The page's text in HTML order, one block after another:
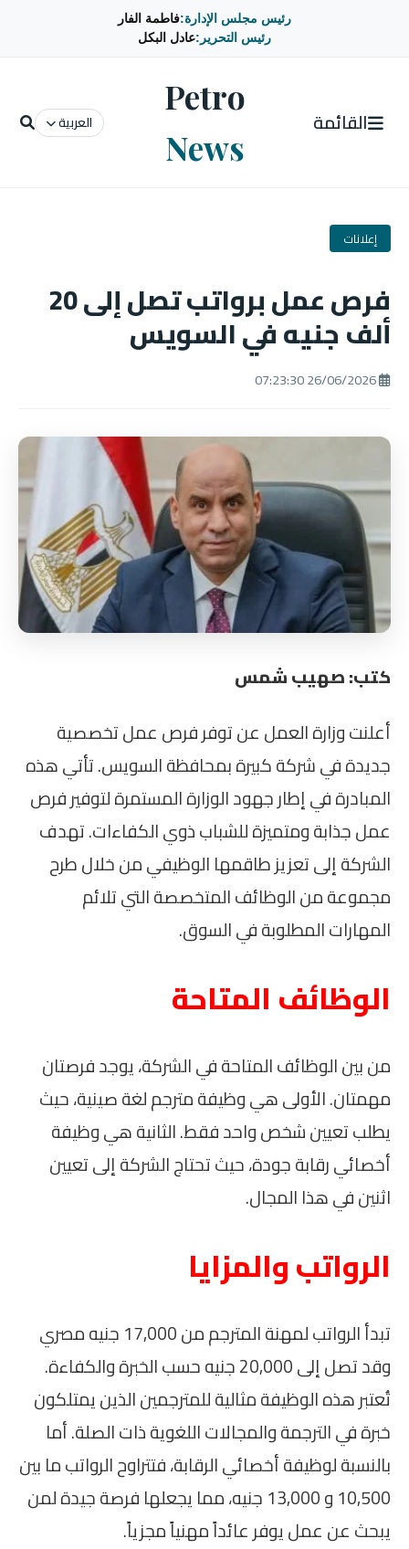
رئيس مجلس الإدارة:فاطمة الفار
رئيس التحرير:عادل البكل
القائمة
Petro
News
العربية
إعلانات
فرص عمل برواتب تصل إلى 20
ألف جنيه في السويس
كتب: صهيب شمس
أعلنت وزارة العمل عن توفر فرص عمل تخصصية
جديدة في شركة كبيرة بمحافظة السويس. تأتي هذه
المبادرة في إطار جهود الوزارة المستمرة لتوفير فرص
عمل جذابة ومتميزة للشباب ذوي الكفاءات. تهدف
الشركة إلى تعزيز طاقمها الوظيفي من خلال طرح
مجموعة من الوظائف المتخصصة التي تلائم
المهارات المطلوبة في السوق.
الوظائف المتاحة
من بين الوظائف المتاحة في الشركة، يوجد فرصتان
مهمتان. الأولى هي وظيفة مترجم لغة صينية، حيث
يطلب تعيين شخص واحد فقط. الثانية هي وظيفة
أخصائي رقابة جودة، حيث تحتاج الشركة إلى تعيين
اثنين في هذا المجال.
الرواتب والمزايا
تبدأ الرواتب لمهنة المترجم من 17,000 جنيه مصري
وقد تصل إلى 20,000 جنيه حسب الخبرة والكفاءة.
تُعتبر هذه الوظيفة مثالية للمترجمين الذين يمتلكون
خبرة في الترجمة والمجالات اللغوية ذات الصلة. أما
بالنسبة لوظيفة أخصائي الرقابة، فتتراوح الرواتب ما بين
10,500 و 13,000 جنيه، مما يجعلها فرصة جيدة لمن
يبحث عن عمل يوفر عائداً مهنياً مجزياً.